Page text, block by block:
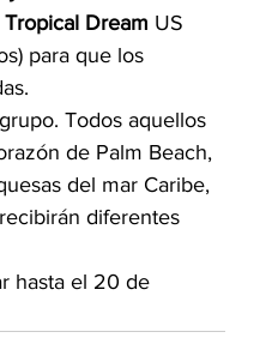
Tropical Dream US
para que los
Todos aquellos
de Palm Beach,
del mar Caribe,
diferentes
hasta el 20 de